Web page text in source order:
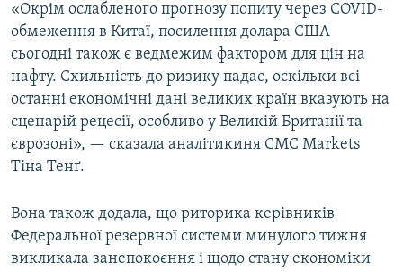
«Окрім ослабленого прогнозу попиту через COVID-
обмеження в Китаї, посилення долара США
сьогодні також є ведмежим фактором для цін на
нафту. Схильність до ризику падає, оскільки всі
останні економічні дані великих країн вказують на
сценарій рецесії, особливо у Великій Британії та
єврозоні», — сказала аналітикиня CMC Markets
Тіна Тенґ.
Вона також додала, що риторика керівників
Федеральної резервної системи минулого тижня
викликала занепокоєння і щодо стану економіки